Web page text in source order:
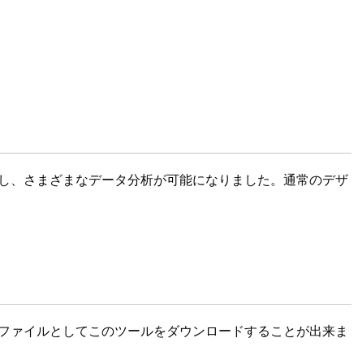
さまざまなデータ分析が可能になりました。通常のデザ
イルとしてこのツールをダウンロードすることが出来ま